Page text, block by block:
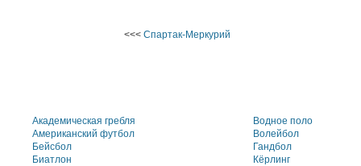
<<< Спартак-Меркурий
Академическая гребля
Американский футбол
Бейсбол
Биатлон
Водное поло
Волейбол
Гандбол
Кёрлинг